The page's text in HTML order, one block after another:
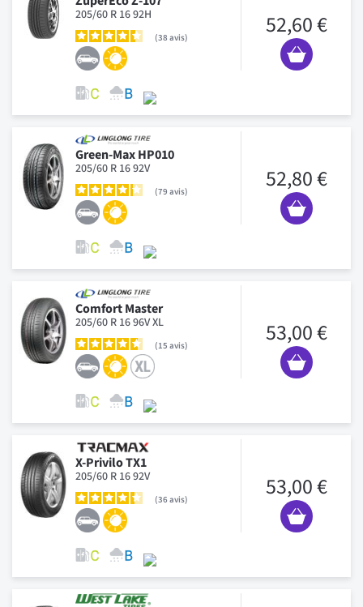
205/60 R 16 92H
38 avis 52,60 €
Green-Max HP010
205/60 R 16 92V
79 avis 52,80 €
Comfort Master
205/60 R 16 96V XL
15 avis 53,00 €
X-Privilo TX1
205/60 R 16 92V
36avis 53,00 €